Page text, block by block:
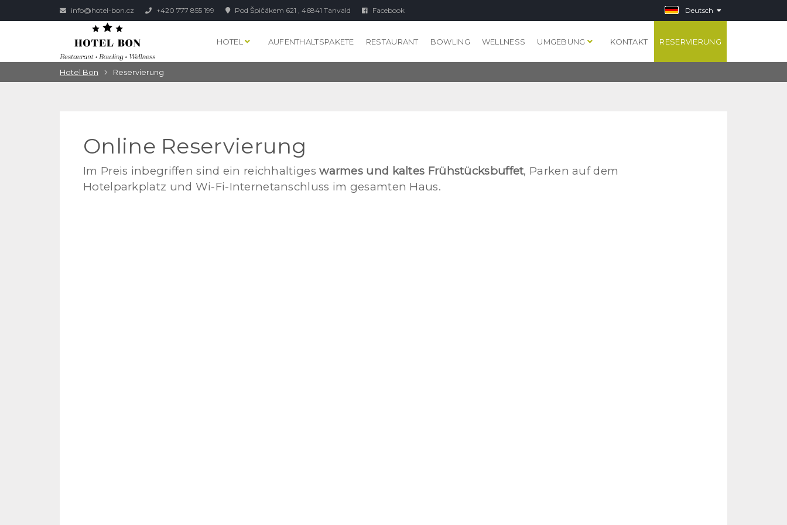
info@hotel-bon.cz +420 777 855 199 Pod Špičákem 621 , 46841 Tanvald Facebook Deutsch
HOTEL AUFENTHALTSPAKETE RESTAURANT BOWLING WELLNESS UMGEBUNG KONTAKT RESERVIERUNG
Hotel Bon Reservierung
Online Reservierung
Im Preis inbegriffen sind ein reichhaltigeswarmes und kaltes Frühstücksbuffet, Parken auf dem
Hotelparkplatz und Wi-Fi-Internetanschluss im gesamten Haus.